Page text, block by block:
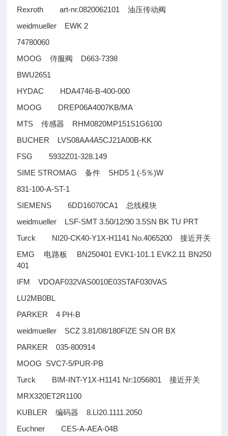
Rexroth art-nr.0820062101油压传动阀
weidmueller EWK 2
74780060
MOOG侍服阀
D663-7398
BWU2651
HYDAC HDA4746-B-400-000
MOOG DREP06A4007KB/MA
MTS传感器
RHM0820MP151S1G6100
BUCHER LVS08AA4A5CJ21A00B-KK
FSG 5932Z01-328.149
SIME STROMAG备件 SHD5 1 (-5％)W
831-100-A-ST-1
SIEMENS 6DD16070CA1 总线模块
weidmueller LSF-SMT 3.50/12/90 3.5SN BK TU PRT
Turck NI20-CK40-Y1X-H1141 No.4065200接近开关
EMG 电路板
BN250401 EVK1-101.1 EVK2.11 BN250
401
IFM VDOAF032VAS0010E03STAF030VAS
LU2MB0BL
PARKER 4 PH-B
weidmueller SCZ 3.81/08/180FIZE SN OR BX
PARKER 035-800914
MOOG SVC7-5/PUR-PB
Turck BIM-INT-Y1X-H1141 Nr:1056801接近开关
MRX320ET2R1100
KUBLER编码器
8.LI20.1111.2050
Euchner CES-A-AEA-04B